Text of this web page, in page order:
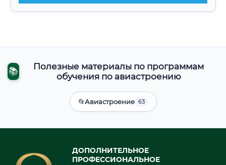
📚
Полезные материалы по программам
обучения по авиастроению
📂Авиастроение 63
ДОПОЛНИТЕЛЬНОЕ
ПРОФЕССИОНАЛЬНОЕ